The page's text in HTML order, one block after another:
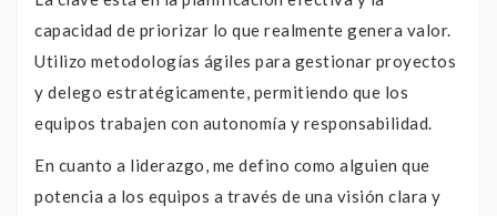
capacidad de priorizar lo que realmente genera valor.
Utilizo metodologías ágiles para gestionar proyectos
y delego estratégicamente, permitiendo que los
equipos trabajen con autonomía y responsabilidad.
En cuanto a liderazgo, me defino como alguien que
potencia a los equipos a través de una visión clara y